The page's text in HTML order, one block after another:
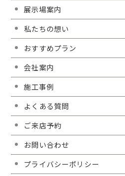
展示場案内
私たちの想い
おすすめプラン
会社案内
施工事例
よくある質問
ご来店予約
お問い合わせ
プライバシーポリシー